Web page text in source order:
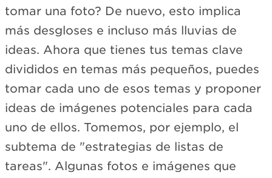
tomar una foto? De nuevo, esto implica
más desgloses e incluso más lluvias de
ideas. Ahora que tienes tus temas clave
divididos en temas más pequeños, puedes
tomar cada uno de esos temas y proponer
ideas de imágenes potenciales para cada
uno de ellos. Tomemos, por ejemplo, el
subtema de "estrategias de listas de
tareas". Algunas fotos e imágenes que